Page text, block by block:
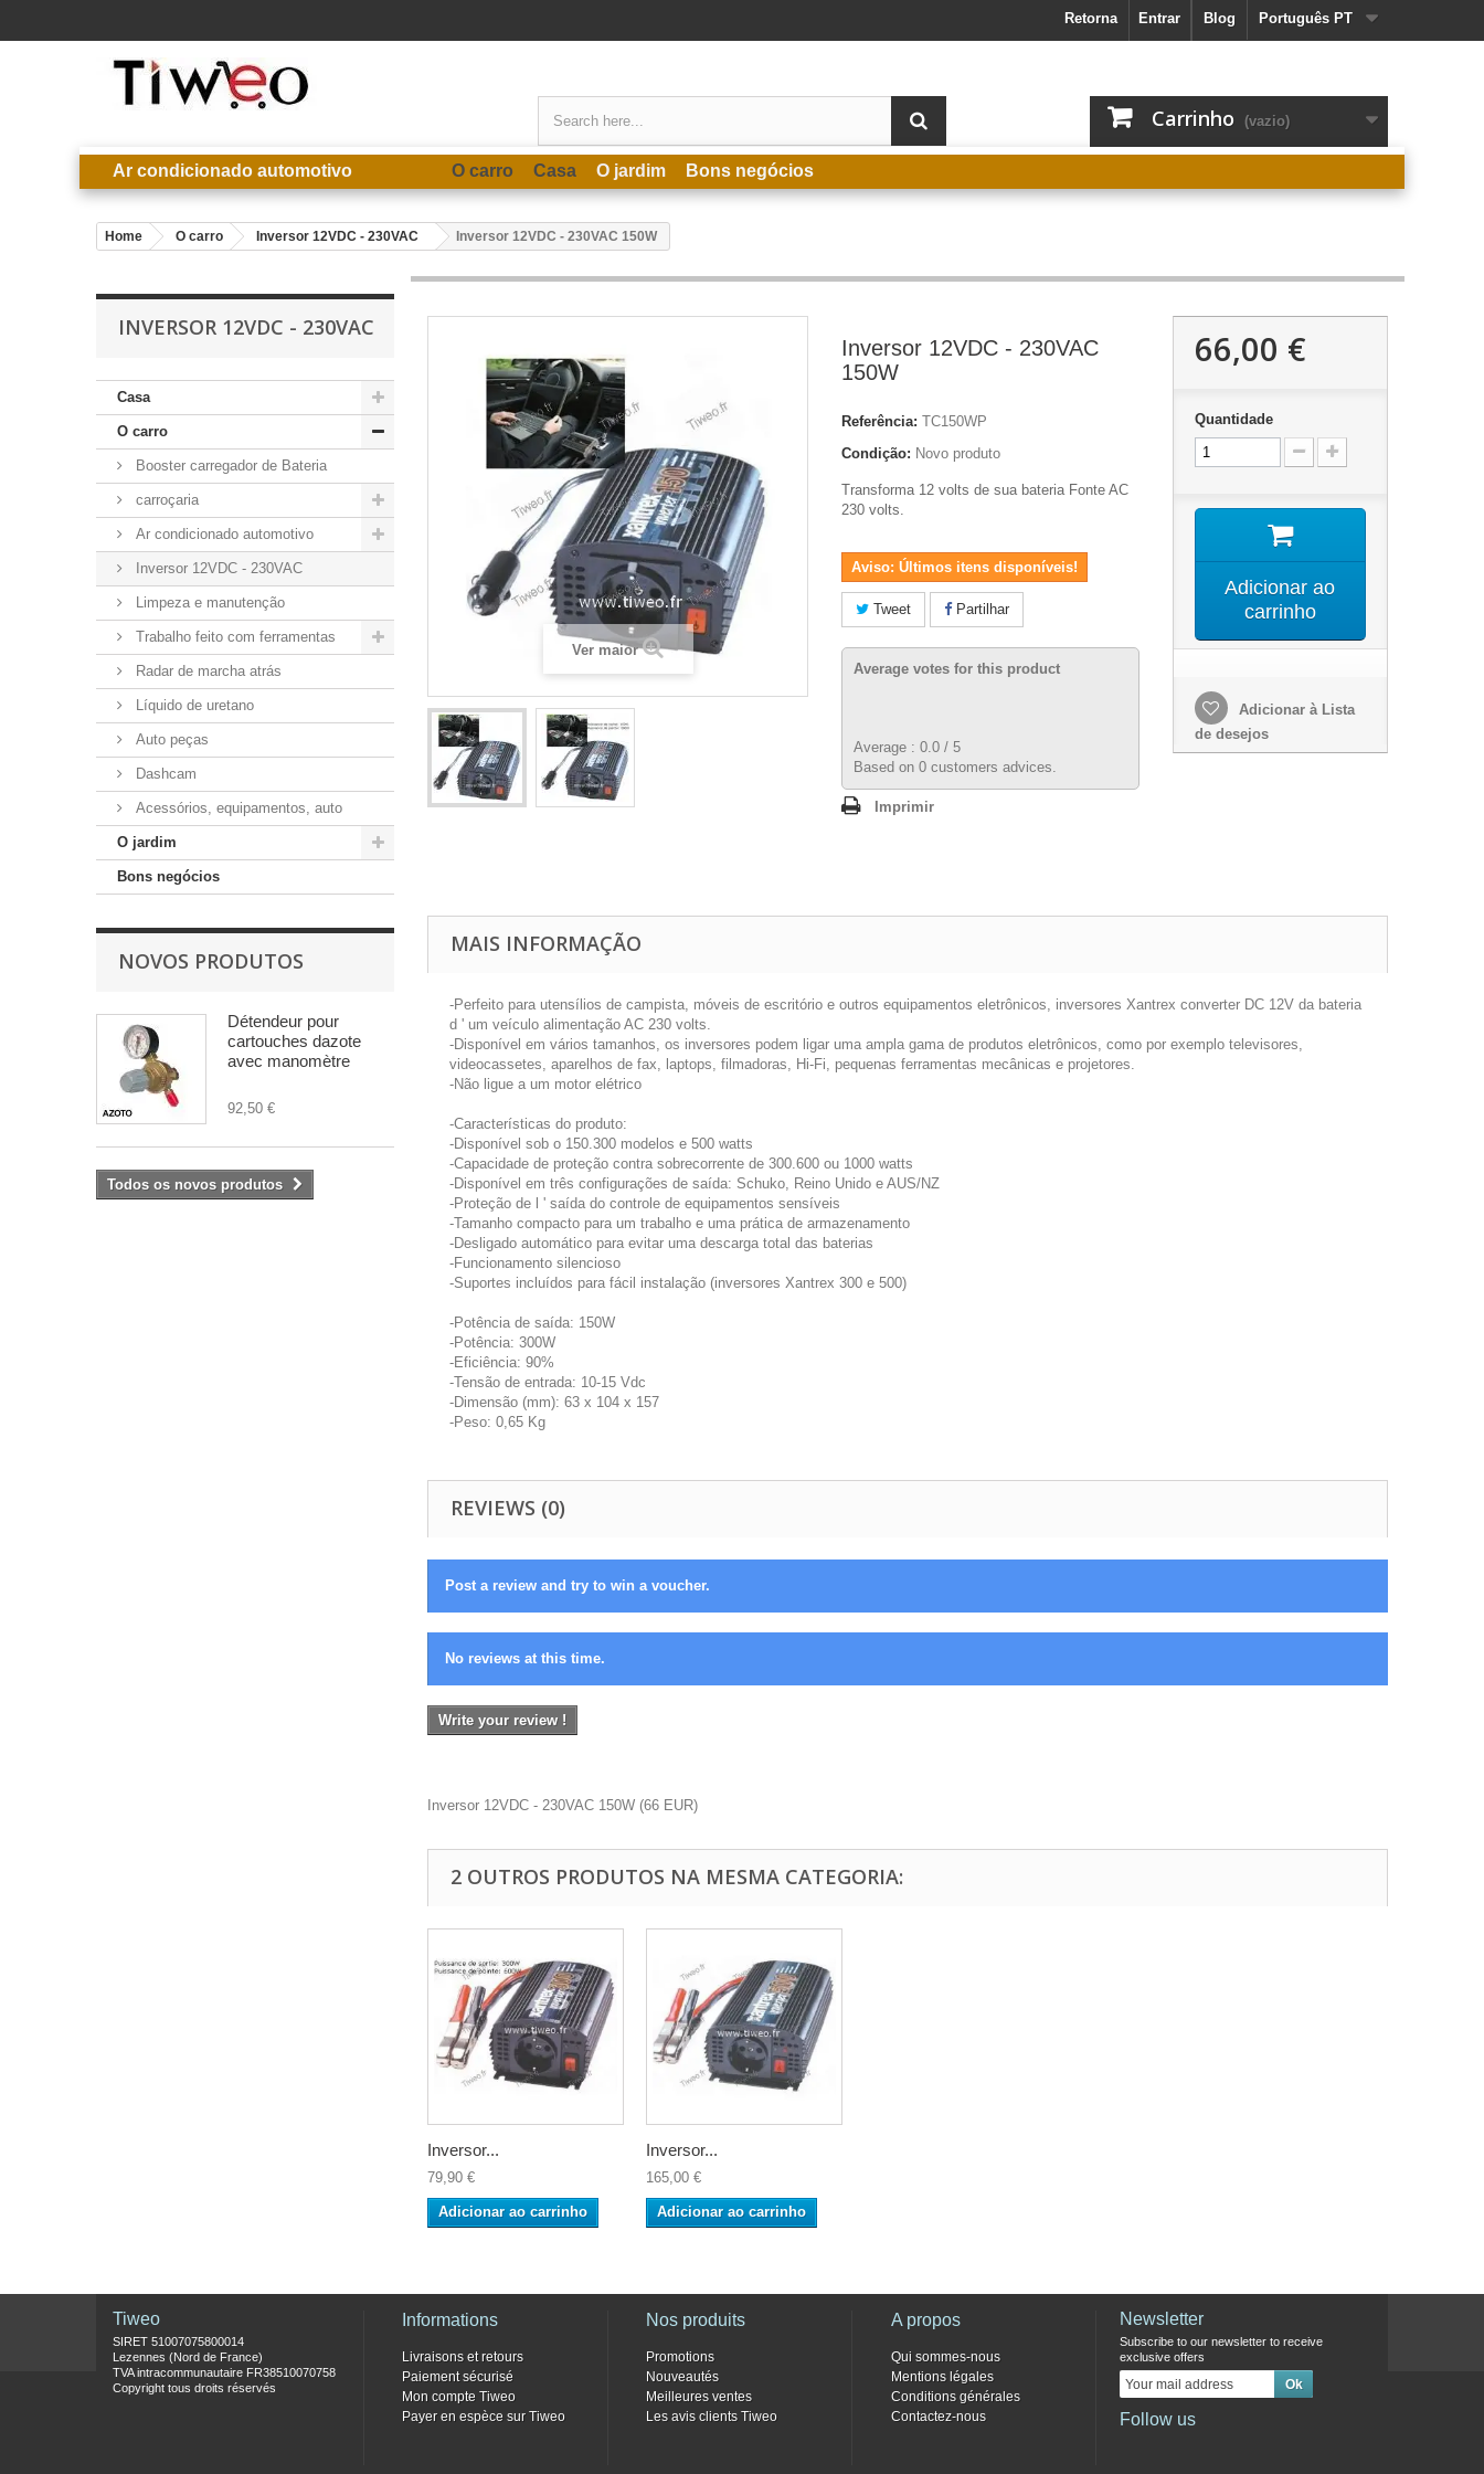
Português PT
Blog
Entrar
Retorna
Carrinho (vazio)
Ar condicionado automotivo O carro Casa O jardim Bons negócios
Home O carro Inversor 12VDC - 230VAC Inversor 12VDC - 230VAC 150W
INVERSOR 12VDC - 230VAC
Casa
O carro
Booster carregador de Bateria
carroçaria
Ar condicionado automotivo
Inversor 12VDC - 230VAC
Limpeza e manutenção
Trabalho feito com ferramentas
Radar de marcha atrás
Líquido de uretano
Auto peças
Dashcam
Acessórios, equipamentos, auto
O jardim
Bons negócios
NOVOS PRODUTOS
Détendeur pour
cartouches dazote
avec manomètre
92,50 €
Todos os novos produtos
Ver maior
Inversor 12VDC - 230VAC
150W
Referência: TC150WP
Condição: Novo produto
Transforma 12 volts de sua bateria Fonte AC
230 volts.
Aviso: Últimos itens disponíveis!
Tweet Partilhar
Average votes for this product
Average : 0.0 / 5
Based on 0 customers advices.
Imprimir
66,00 €
Quantidade
Adicionar ao
carrinho
Adicionar à Lista
de desejos
MAIS INFORMAÇÃO
-Perfeito para utensílios de campista, móveis de escritório e outros equipamentos eletrônicos, inversores Xantrex converter DC 12V da bateria
d ' um veículo alimentação AC 230 volts.
-Disponível em vários tamanhos, os inversores podem ligar uma ampla gama de produtos eletrônicos, como por exemplo televisores,
videocassetes, aparelhos de fax, laptops, filmadoras, Hi-Fi, pequenas ferramentas mecânicas e projetores.
-Não ligue a um motor elétrico
-Características do produto:
-Disponível sob o 150.300 modelos e 500 watts
-Capacidade de proteção contra sobrecorrente de 300.600 ou 1000 watts
-Disponível em três configurações de saída: Schuko, Reino Unido e AUS/NZ
-Proteção de l ' saída do controle de equipamentos sensíveis
-Tamanho compacto para um trabalho e uma prática de armazenamento
-Desligado automático para evitar uma descarga total das baterias
-Funcionamento silencioso
-Suportes incluídos para fácil instalação (inversores Xantrex 300 e 500)
-Potência de saída: 150W
-Potência: 300W
-Eficiência: 90%
-Tensão de entrada: 10-15 Vdc
-Dimensão (mm): 63 x 104 x 157
-Peso: 0,65 Kg
REVIEWS (0)
Post a review and try to win a voucher.
No reviews at this time.
Write your review !
Inversor 12VDC - 230VAC 150W (66 EUR)
2 OUTROS PRODUTOS NA MESMA CATEGORIA:
Inversor...
79,90 €
Adicionar ao carrinho
Inversor...
165,00 €
Adicionar ao carrinho
Tiweo
SIRET 51007075800014
Lezennes (Nord de France)
TVA intracommunautaire FR38510070758
Copyright tous droits réservés
Informations
Livraisons et retours
Paiement sécurisé
Mon compte Tiweo
Payer en espèce sur Tiweo
Nos produits
Promotions
Nouveautés
Meilleures ventes
Les avis clients Tiweo
A propos
Qui sommes-nous
Mentions légales
Conditions générales
Contactez-nous
Newsletter
Subscribe to our newsletter to receive
exclusive offers
Follow us